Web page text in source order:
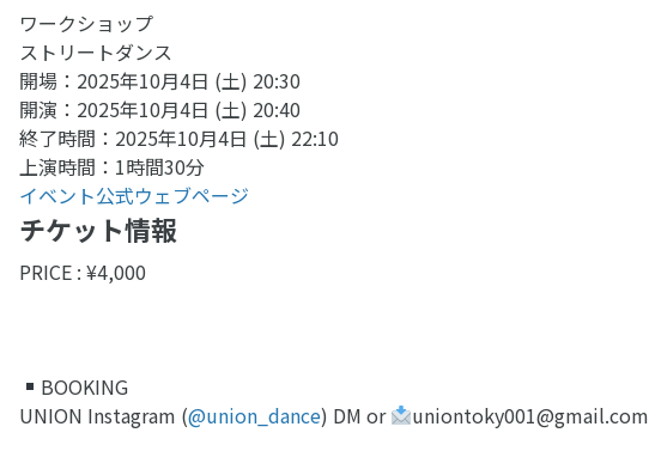
ワークショップ
ストリートダンス
開場：2025年10月4日 (土) 20:30
開演：2025年10月4日 (土) 20:40
終了時間：2025年10月4日 (土) 22:10
上演時間：1時間30分
イベント公式ウェブページ
チケット情報
PRICE : ¥4,000
BOOKING
UNION Instagram (@union_dance) DM or
uniontoky001@gmail.com